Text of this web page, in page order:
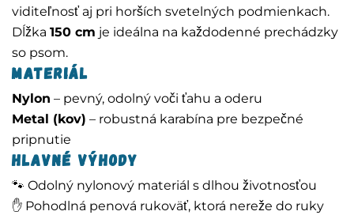
viditeľnosť aj pri horších svetelných podmienkach.
Dĺžka 150 cm je ideálna na každodenné prechádzky
so psom.
Materiál
Nylon – pevný, odolný voči ťahu a oderu
Metal (kov) – robustná karabína pre bezpečné
pripnutie
Hlavné výhody
🐾 Odolný nylonový materiál s dlhou životnosťou
✋ Pohodlná penová rukoväť, ktorá nereže do ruky